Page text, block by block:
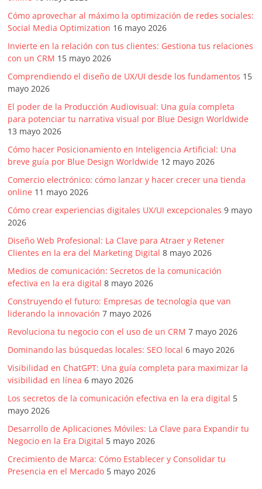
Cómo aprovechar al máximo la optimización de redes sociales:
Social Media Optimization 16 mayo 2026
Invierte en la relación con tus clientes: Gestiona tus relaciones
con un CRM 15 mayo 2026
Comprendiendo el diseño de UX/UI desde los fundamentos 15
mayo 2026
El poder de la Producción Audiovisual: Una guía completa
para potenciar tu narrativa visual por Blue Design Worldwide
13 mayo 2026
Cómo hacer Posicionamiento en Inteligencia Artificial: Una
breve guía por Blue Design Worldwide 12 mayo 2026
Comercio electrónico: cómo lanzar y hacer crecer una tienda
online 11 mayo 2026
Cómo crear experiencias digitales UX/UI excepcionales 9 mayo
2026
Diseño Web Profesional: La Clave para Atraer y Retener
Clientes en la era del Marketing Digital 8 mayo 2026
Medios de comunicación: Secretos de la comunicación
efectiva en la era digital 8 mayo 2026
Construyendo el futuro: Empresas de tecnología que van
liderando la innovación 7 mayo 2026
Revoluciona tu negocio con el uso de un CRM 7 mayo 2026
Dominando las búsquedas locales: SEO local 6 mayo 2026
Visibilidad en ChatGPT: Una guía completa para maximizar la
visibilidad en línea 6 mayo 2026
Los secretos de la comunicación efectiva en la era digital 5
mayo 2026
Desarrollo de Aplicaciones Móviles: La Clave para Expandir tu
Negocio en la Era Digital 5 mayo 2026
Crecimiento de Marca: Cómo Establecer y Consolidar tu
Presencia en el Mercado 5 mayo 2026